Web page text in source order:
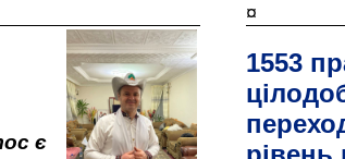
є
¤
1553